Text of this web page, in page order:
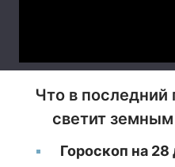
Что в последний
светит
Гороскоп на 28